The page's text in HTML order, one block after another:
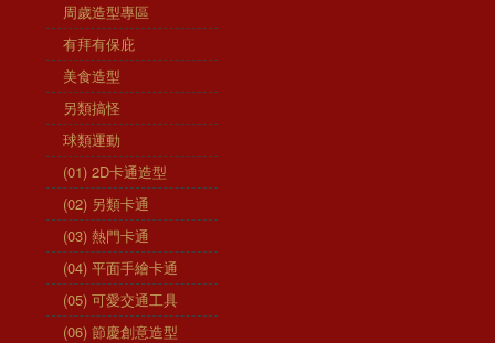
周歲造型專區
有拜有保庇
美食造型
另類搞怪
球類運動
(01) 2D卡通造型
(02) 另類卡通
(03) 熱門卡通
(04) 平面手繪卡通
(05) 可愛交通工具
(06) 節慶創意造型